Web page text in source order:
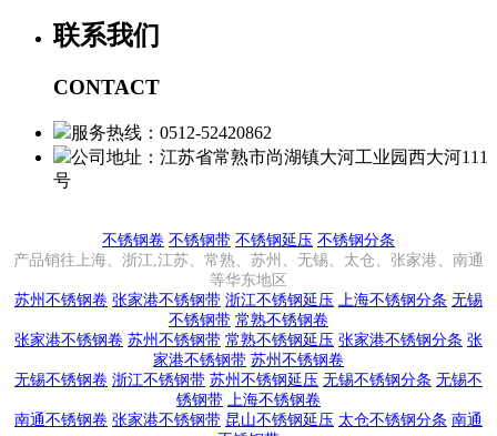
联系我们
CONTACT
服务热线：0512-52420862
公司地址：江苏省常熟市尚湖镇大河工业园西大河111
号
不锈钢卷 不锈钢带 不锈钢延压 不锈钢分条
产品销往上海、浙江,江苏、常熟、苏州、无锡、太仓、张家港、南通
等华东地区
苏州不锈钢卷 张家港不锈钢带 浙江不锈钢延压 上海不锈钢分条 无锡
不锈钢带 常熟不锈钢卷
张家港不锈钢卷 苏州不锈钢带 常熟不锈钢延压 张家港不锈钢分条 张
家港不锈钢带 苏州不锈钢卷
无锡不锈钢卷 浙江不锈钢带 苏州不锈钢延压 无锡不锈钢分条 无锡不
锈钢带
上海不锈钢卷
南通不锈钢卷 张家港不锈钢带 昆山不锈钢延压 太仓不锈钢分条 南通